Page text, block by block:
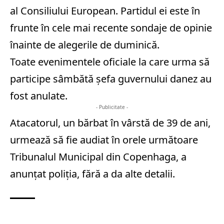
al Consiliului European. Partidul ei este în
frunte în cele mai recente sondaje de opinie
înainte de alegerile de duminică.
Toate evenimentele oficiale la care urma să
participe sâmbătă şefa guvernului danez au
fost anulate.
- Publicitate -
Atacatorul, un bărbat în vârstă de 39 de ani,
urmează să fie audiat în orele următoare
Tribunalul Municipal din Copenhaga, a
anunţat poliţia, fără a da alte detalii.